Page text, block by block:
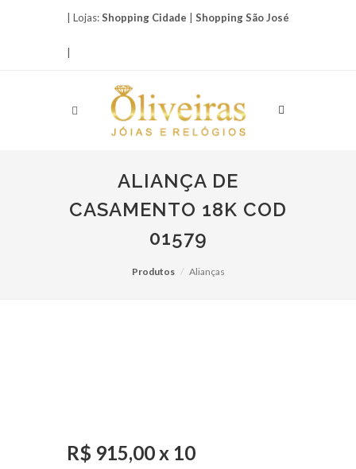
| Lojas:Shopping Cidade Shopping São José
ALIANÇA DE
CASAMENTO 18K COD
01579
Produtos Alianças
R$ 915,00 x 10